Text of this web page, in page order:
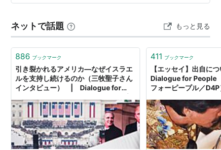
とき１個 のとき０個 判別式D/4を使う の判別式をDとす
のとき０個 さいごに 判別式D/4を使えるようになると計
算ミス…
ネットで話題 もっと見る
886 ブックマーク
引き裂かれるアメリカ―なぜイスラエ
ルを支持し続けるのか（三牧聖子さん
インタビュー） | Dialogue for
／D4P）
411 ブックマーク
【エッセイ】出自
Dialogue for People
フォーピープル／